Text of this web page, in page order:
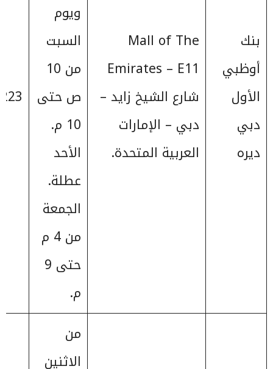
بنك
أوظبي
الأول
دبي
ديره
Mall of The
Emirates – E11
شارع الشيخ زايد –
دبي – الإمارات
العربية المتحدة.
ويوم
السبت
من 10
ص حتى
10 م.
الأحد
عطلة.
الجمعة
من 4 م
حتى 9
م.
من
الاثنين